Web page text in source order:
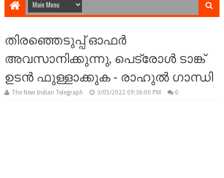
തിരഞ്ഞെടുപ്പ് ഓഫര്‍
അവസാനിക്കുന്നു, പെട്രോൾ ടാങ്ക്
ഉടന്‍ ഫുള്ളാക്കുക - രാഹുല്‍ ഗാന്ധി
The New Indian Telegraph 3/05/2022 09:36:00 PM 0